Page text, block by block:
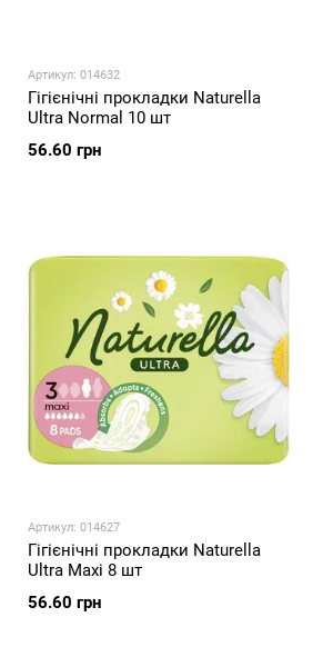
Артикул: 014632
Гігієнічні прокладки Naturella
Ultra Normal 10 шт
56.60 грн
Артикул: 014627
Гігієнічні прокладки Naturella
Ultra Maxi 8 шт
56.60 грн